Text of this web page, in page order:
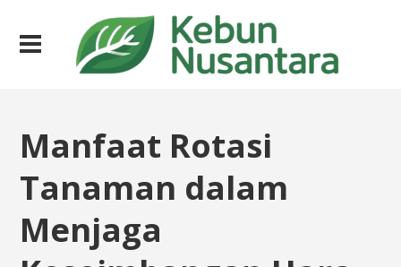
Manfaat Rotasi
Tanaman dalam
Menjaga